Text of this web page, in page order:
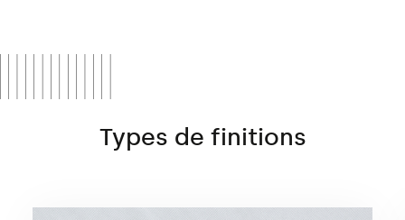
Decor appartient au groupe de produits
Types de finitions